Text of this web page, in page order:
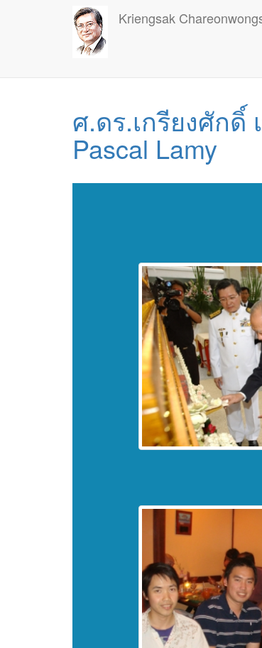
Kriengsak
ศ.ดร.เกรียงศัก
Pascal Lamy